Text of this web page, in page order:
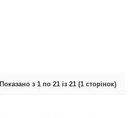
Показано з 1 по 21 із 21 (1 сторінок)